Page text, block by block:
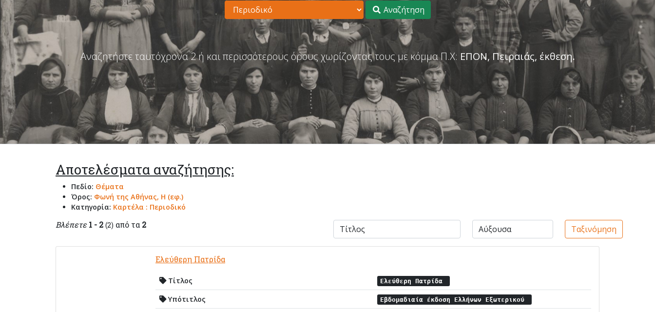
Αναζήτηση
Αναζητήστε ταυτόχρονα 2 ή και περισσότερους όρους χωρίζοντας τους με κόμμα Π.Χ: ΕΠΟΝ, Πειραιάς, έκθεση.
Αποτελέσματα αναζήτησης:
Πεδίο: Θέματα
Όρος: Φωνή της Αθήνας, Η (εφ.)
Κατηγορία: Καρτέλα : Περιοδικό
Βλέπετε 1 - 2 (2) από τα 2 Ταξινόμηση
Ελεύθερη Πατρίδα
Τίτλος Ελεύθερη Πατρίδα
Υπότιτλος Εβδομαδιαία έκδοση Ελλήνων Εξωτερικού